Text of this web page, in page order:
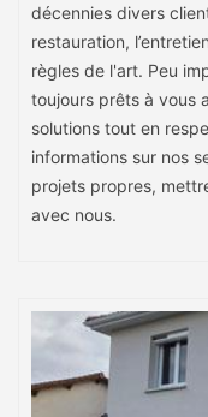
décennies divers
restauration,
règles de l'art. Peu
toujours prêts à vous
solutions tout en
informations sur nos
projets propres,
avec nous.